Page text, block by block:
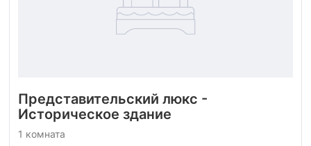
Представительский люкс -
Историческое здание
1 комната